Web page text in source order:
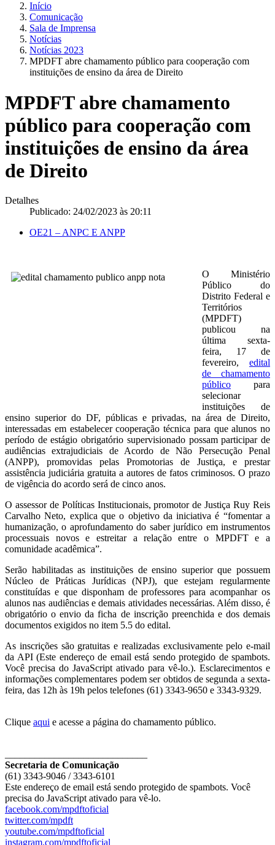
Início
Comunicação
Sala de Imprensa
Notícias
Notícias 2023
MPDFT abre chamamento público para cooperação com
instituições de ensino da área de Direito
MPDFT abre chamamento
público para cooperação com
instituições de ensino da área
de Direito
Detalhes
Publicado: 24/02/2023 às 20:11
OE21 – ANPC E ANPP
O Ministério
Público do
Distrito Federal e
Territórios
(MPDFT)
publicou na
última sexta-
feira, 17 de
fevereiro, edital
de chamamento
público para
selecionar
instituições de
ensino superior do DF, públicas e privadas, na área de Direito,
interessadas em estabelecer cooperação técnica para que alunos no
período de estágio obrigatório supervisionado possam participar de
audiências extrajudiciais de Acordo de Não Persecução Penal
(ANPP), promovidas pelas Promotorias de Justiça, e prestar
assistência judiciária gratuita a autores de fatos criminosos. O prazo
de vigência do acordo será de cinco anos.
O assessor de Políticas Institucionais, promotor de Justiça Ruy Reis
Carvalho Neto, explica que o objetivo da iniciativa é “fomentar a
humanização, o aprofundamento do saber jurídico em instrumentos
processuais novos e estreitar a relação entre o MPDFT e a
comunidade acadêmica”.
Serão habilitadas as instituições de ensino superior que possuem
Núcleo de Práticas Jurídicas (NPJ), que estejam regularmente
constituídas e que disponham de professores para acompanhar os
alunos nas audiências e demais atividades necessárias. Além disso, é
obrigatório o envio da ficha de inscrição preenchida e dos demais
documentos exigidos no item 5.5 do edital.
As inscrições são gratuitas e realizadas exclusivamente pelo e-mail
da API (Este endereço de email está sendo protegido de spambots.
Você precisa do JavaScript ativado para vê-lo.). Esclarecimentos e
informações complementares podem ser obtidos de segunda a sexta-
feira, das 12h às 19h pelos telefones (61) 3343-9650 e 3343-9329.
Clique aqui e acesse a página do chamamento público.
Secretaria de Comunicação
(61) 3343-9046 / 3343-6101
Este endereço de email está sendo protegido de spambots. Você
precisa do JavaScript ativado para vê-lo.
facebook.com/mpdftoficial
twitter.com/mpdft
youtube.com/mpdftoficial
instagram.com/mpdftoficial